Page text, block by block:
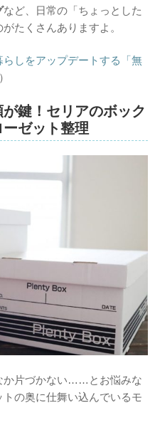
など、日常の「ちょっとした
たくさんありますよ。
しをアップデートする「無
）
鍵！セリアのボック
ゼット整理
か片づかない……とお悩みな
の奥に仕舞い込んでいるモ